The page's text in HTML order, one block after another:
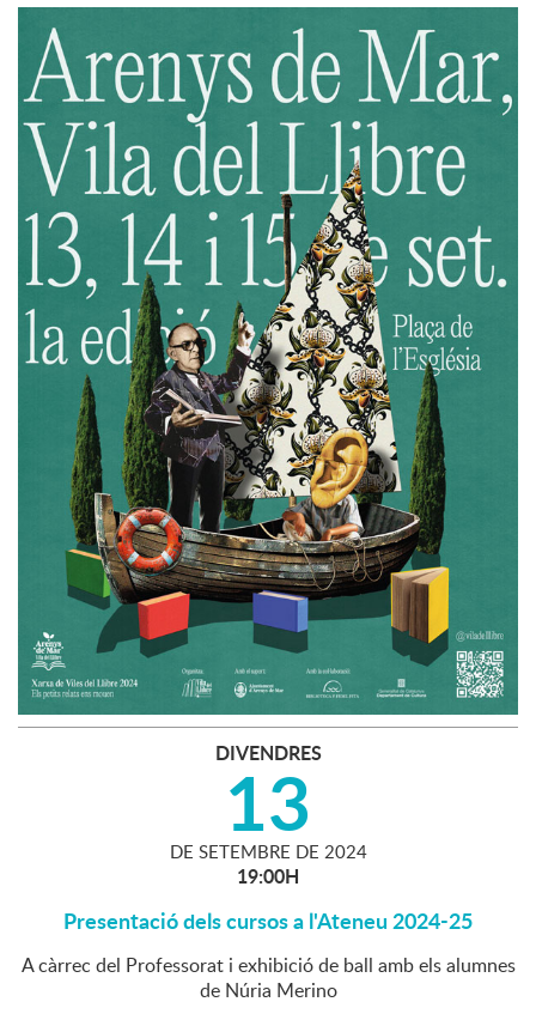
DIVENDRES
13
DE SETEMBRE DE 2024
19:00H
Presentació dels cursos a l'Ateneu 2024-25
A càrrec del Professorat i exhibició de ball amb els alumnes
de Núria Merino